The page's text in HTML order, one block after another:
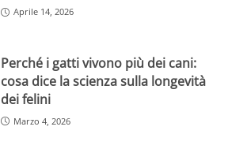
Aprile 14, 2026
Perché i gatti vivono più dei cani:
cosa dice la scienza sulla longevità
dei felini
Marzo 4, 2026